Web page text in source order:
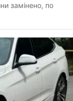
замінено, по